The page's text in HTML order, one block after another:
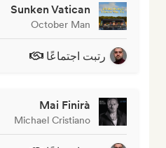
Sunken Vatican
October Man
رتبت اجتماعًا
Mai Finirà
Michael Cristiano